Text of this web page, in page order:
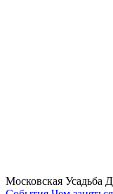
Московская Усадьба